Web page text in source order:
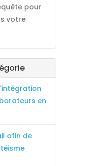
pour
votre
en
afin de